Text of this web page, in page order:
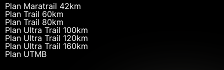
Plan Maratrail 42km
Plan Trail 60km
Plan Trail 80km
Plan Ultra Trail 100km
Plan Ultra Trail 120km
Plan Ultra Trail 160km
Plan UTMB